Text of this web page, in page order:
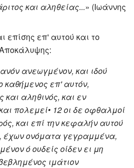
και αληθείας...» (Ιωάννης
επίσης επ' αυτού και το
ανεωγμένον, και ιδού
καθήμενος επ' αυτόν,
και αληθινός, και εν
πολεμεί• 12 οι δε οφθαλμοί
και επί την κεφαλήν αυτού
έχων ονόματα γεγραμμένα,
ό ουδείς οίδεν ει μη
ιμάτιον